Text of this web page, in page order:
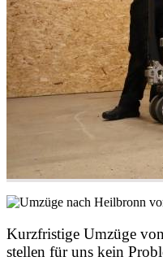
Kurzfristige Umzüge
stellen für uns kein